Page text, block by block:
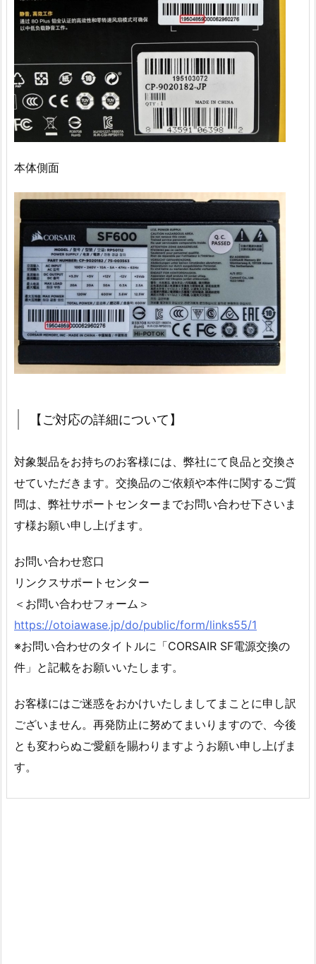
本体側面
【ご対応の詳細について】
対象製品をお持ちのお客様には、弊社にて良品と交換さ
せていただきます。交換品のご依頼や本件に関するご質
問は、弊社サポートセンターまでお問い合わせ下さいま
す様お願い申し上げます。
お問い合わせ窓口
リンクスサポートセンター
＜お問い合わせフォーム＞
https://otoiawase.jp/do/public/form/links55/1
※お問い合わせのタイトルに「CORSAIR SF電源交換の
件」と記載をお願いいたします。
お客様にはご迷惑をおかけいたしましてまことに申し訳
ございません。再発防止に努めてまいりますので、今後
とも変わらぬご愛顧を賜わりますようお願い申し上げま
す。